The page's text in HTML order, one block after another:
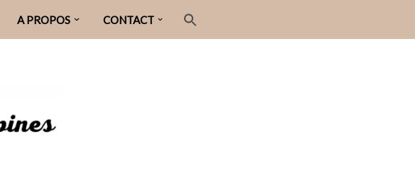
A PROPOS CONTACT